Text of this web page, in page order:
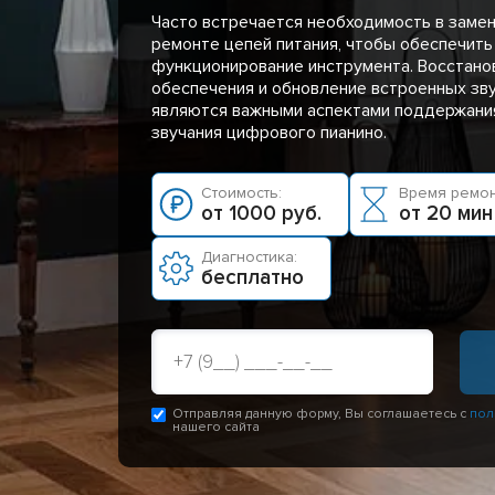
Часто встречается необходимость в
ремонте цепей питания, чтобы
функционирование инструмента.
обеспечения и обновление встроенных
являются важными аспектами
звучания цифрового пианино.
Стоимость:
от 1000 руб.
Время
от 20 мин
Диагностика:
бесплатно
Отправляя данную форму, Вы соглашаетесь с
нашего сайта